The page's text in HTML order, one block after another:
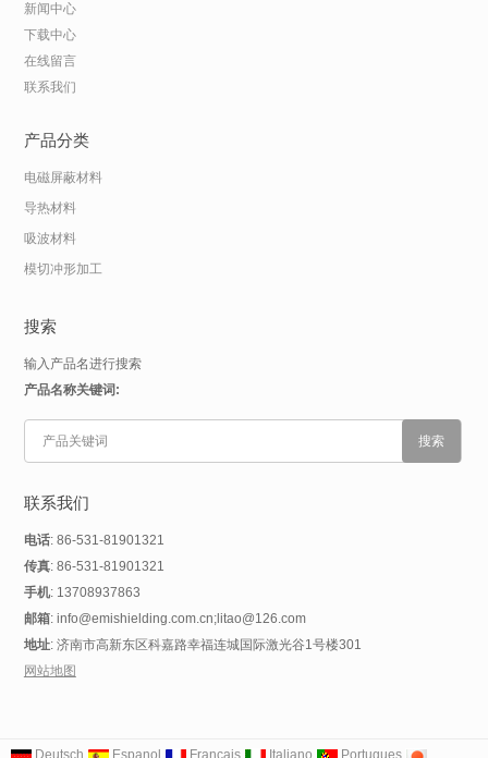
新闻中心
下载中心
在线留言
联系我们
产品分类
电磁屏蔽材料
导热材料
吸波材料
模切冲形加工
搜索
输入产品名进行搜索
产品名称关键词:
联系我们
电话: 86-531-81901321
传真: 86-531-81901321
手机: 13708937863
邮箱: info@emishielding.com.cn;litao@126.com
地址: 济南市高新东区科嘉路幸福连城国际激光谷1号楼301
网站地图